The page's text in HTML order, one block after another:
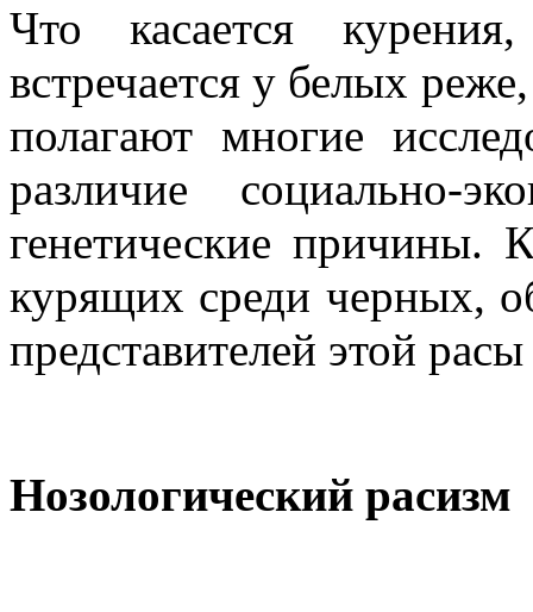
Что касается
встречается у белых
полагают многие
различие социально-
генетические причины.
курящих среди черных,
представителей этой
Нозологический расизм